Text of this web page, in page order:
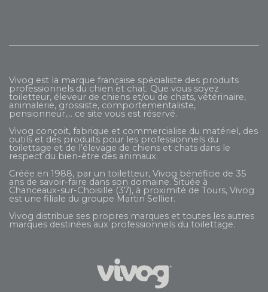
Vivog est la marque française spécialiste des produits
professionnels du chien et chat. Que vous soyez
toiletteur, éleveur de chiens et/ou de chats, vétérinaire,
animalerie, grossiste, comportementaliste,
pensionneur,... ce site vous est réservé.
Vivog conçoit, fabrique et commercialise du matériel, des
outils et des produits pour les professionnels du
toilettage et de l’élevage de chiens et chats dans le
respect du bien-être des animaux.
Créée en 1988, par un toiletteur, Vivog bénéficie de 35
ans de savoir-faire dans son domaine. Située à
Chanceaux-sur-Choisille (37), à proximité de Tours, Vivog
est une filiale du groupe Martin Sellier.
Vivog distribue ses propres marques et toutes les autres
marques destinées aux professionnels du toilettage.